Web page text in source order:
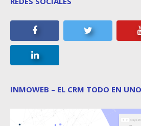
INMOWEB – EL CRM TODO EN UNO